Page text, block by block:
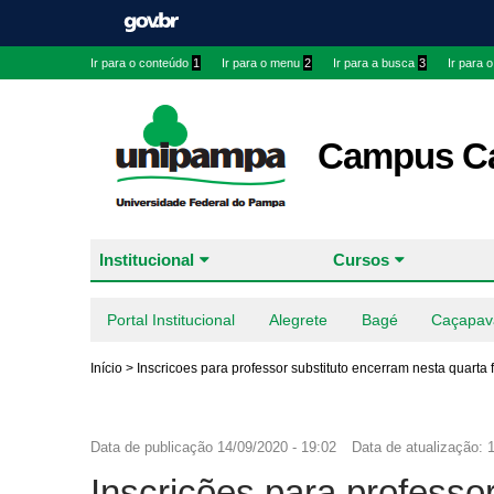
Ir para o conteúdo 1 Ir para o menu 2 Ir para a busca 3 Ir para
Campus
Institucional Cursos
Portal Institucional Alegrete Bagé
Início > Inscricoes para professor substituto encerram nesta quarta
Data de publicação 14/09/2020 - 19:02 Data de atualização: